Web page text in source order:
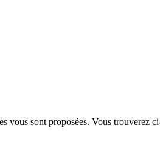
sont proposées. Vous trouverez